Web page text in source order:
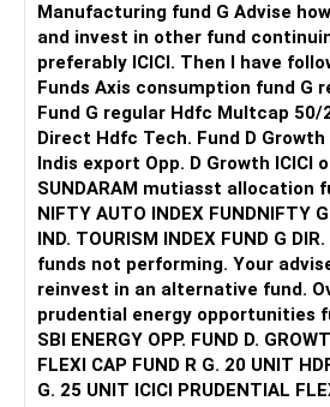
बदलने के लिए आपको बाहरी आग्रह की
लिए आपको आंतरिक सुरक्षा की आवश्यकता है।
को सुना रहे हैं उसे बदल दें। आप पीछे नहीं हैं।
हैं, बढ़ रहे हैं, और दशकों की कंडीशनिंग को
साहसपूर्ण है, बल्कि परिवर्तनकारी भी है।
चलते रहो। धीरे-धीरे, लेकिन लगातार। और हर
वापस आ जाएँ, तो खुद को याद दिलाएँ: वापस
शक्ति की यात्रा का अर्थ कभी न गिरने के बारे में
बार, प्रेम के साथ, स्वयं के पास लौटना।
Manufacturing fund G Advise how to
and invest in other fund
preferably ICICI. Then I have
Funds Axis consumption fund G
Fund G regular Hdfc Multcap 50/25/25Index fund
Direct Hdfc Tech. Fund D Growth Hsbc India Export
Indis export Opp. D Growth ICICI opp. Fund D Growth
SUNDARAM mutiasst allocation
NIFTY AUTO INDEX FUNDNIFTY
IND. TOURISM INDEX FUND G
funds not performing. Your
reinvest in an alternative fund.
prudential energy opportunities
SBI ENERGY OPP. FUND D. GROWTH 2) FRANKLIN
FLEXI CAP FUND R G. 20 UNIT HDFC FLEXICAP FUND R.
G. 25 UNIT ICICI PRUDENTIAL FLEXI CAP R. G 3000